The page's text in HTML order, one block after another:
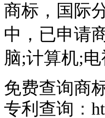
商标，国际
中，已申请
脑;计算机;
免费查询商
专利查询 ：